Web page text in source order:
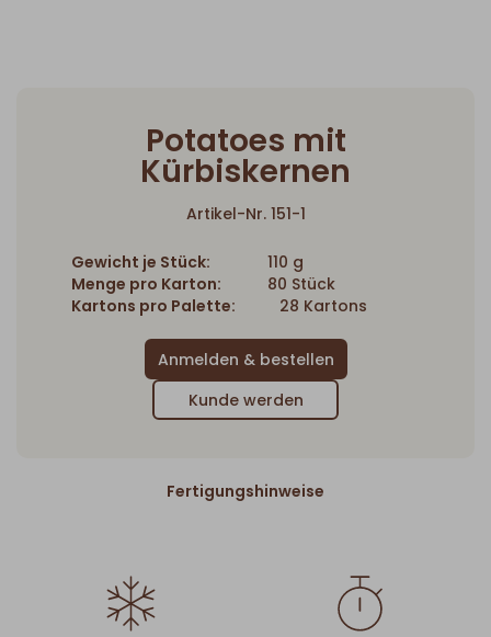
Potatoes mit
Kürbiskernen
Artikel-Nr. 151-1
Gewicht je Stück:
110 g
Menge pro Karton:
80 Stück
Kartons pro Palette:
28 Kartons
Kunde werden
Fertigungshinweise